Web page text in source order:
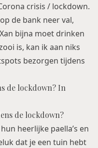
crisis / lockdown.
de bank neer val,
bijna moet drinken
is, kan ik aan niks
bezorgen tijdens
de lockdown? In
heerlijke paella’s en
dat je een tuin hebt